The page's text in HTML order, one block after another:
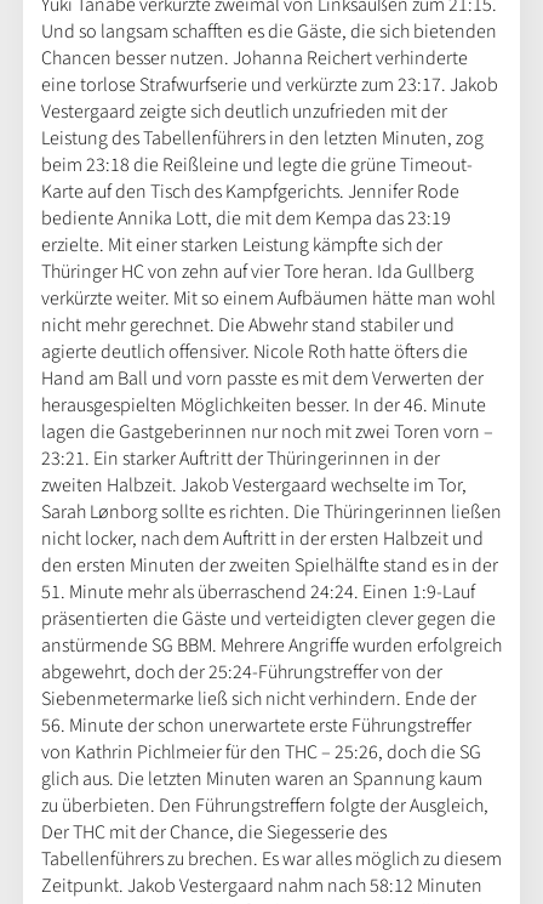
Und so langsam schafften es die Gäste, die sich bietenden
Chancen besser nutzen. Johanna Reichert verhinderte
eine torlose Strafwurfserie und verkürzte zum 23:17. Jakob
Vestergaard zeigte sich deutlich unzufrieden mit der
Leistung des Tabellenführers in den letzten Minuten, zog
beim 23:18 die Reißleine und legte die grüne Timeout-
Karte auf den Tisch des Kampfgerichts. Jennifer Rode
bediente Annika Lott, die mit dem Kempa das 23:19
erzielte. Mit einer starken Leistung kämpfte sich der
Thüringer HC von zehn auf vier Tore heran. Ida Gullberg
verkürzte weiter. Mit so einem Aufbäumen hätte man wohl
nicht mehr gerechnet. Die Abwehr stand stabiler und
agierte deutlich offensiver. Nicole Roth hatte öfters die
Hand am Ball und vorn passte es mit dem Verwerten der
herausgespielten Möglichkeiten besser. In der 46. Minute
lagen die Gastgeberinnen nur noch mit zwei Toren vorn –
23:21. Ein starker Auftritt der Thüringerinnen in der
zweiten Halbzeit. Jakob Vestergaard wechselte im Tor,
Sarah Lønborg sollte es richten. Die Thüringerinnen ließen
nicht locker, nach dem Auftritt in der ersten Halbzeit und
den ersten Minuten der zweiten Spielhälfte stand es in der
51. Minute mehr als überraschend 24:24. Einen 1:9-Lauf
präsentierten die Gäste und verteidigten clever gegen die
anstürmende SG BBM. Mehrere Angriffe wurden erfolgreich
abgewehrt, doch der 25:24-Führungstreffer von der
Siebenmetermarke ließ sich nicht verhindern. Ende der
56. Minute der schon unerwartete erste Führungstreffer
von Kathrin Pichlmeier für den THC – 25:26, doch die SG
glich aus. Die letzten Minuten waren an Spannung kaum
zu überbieten. Den Führungstreffern folgte der Ausgleich,
Der THC mit der Chance, die Siegesserie des
Tabellenführers zu brechen. Es war alles möglich zu diesem
Zeitpunkt. Jakob Vestergaard nahm nach 58:12 Minuten